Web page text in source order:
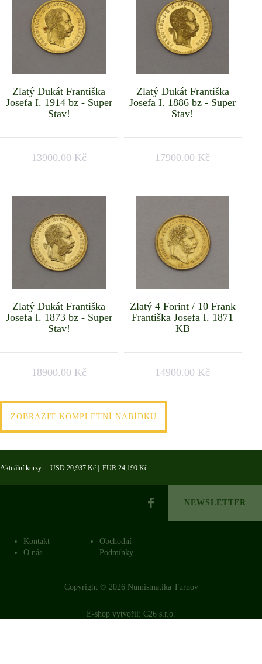
Zlatý Dukát Františka
Josefa I. 1914 bz - Super
Stav!
13900.00 Kč
Zlatý Dukát Františka
Josefa I. 1886 bz - Super
Stav!
17900.00 Kč
Zlatý Dukát Františka
Josefa I. 1873 bz - Super
Stav!
18900.00 Kč
Zlatý 4 Forint / 10 Frank
Františka Josefa I. 1871
KB
14900.00 Kč
ZOBRAZIT KOMPLETNÍ NABÍDKU
Aktuální kurzy: USD 20,937 Kč | EUR 24,190 Kč
NEWSLETTER
Kontakt
O nás
Obchodní
Podmínky
Copyright © 2026 Numismatika Turnov
E-shop vytvořil: C26 s.r.o.